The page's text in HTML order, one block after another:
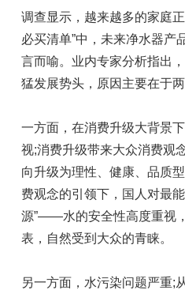
调查显示，越来越多的家庭
必买清单”中，未来净水器产
言而喻。业内专家分析指出
猛发展势头，原因主要在于两
一方面，在消费升级大背景
视;消费升级带来大众消费观
向升级为理性、健康、品质
费观念的引领下，国人对最
源”——水的安全性高度重视
表，自然受到大众的青睐。
另一方面，水污染问题严重;